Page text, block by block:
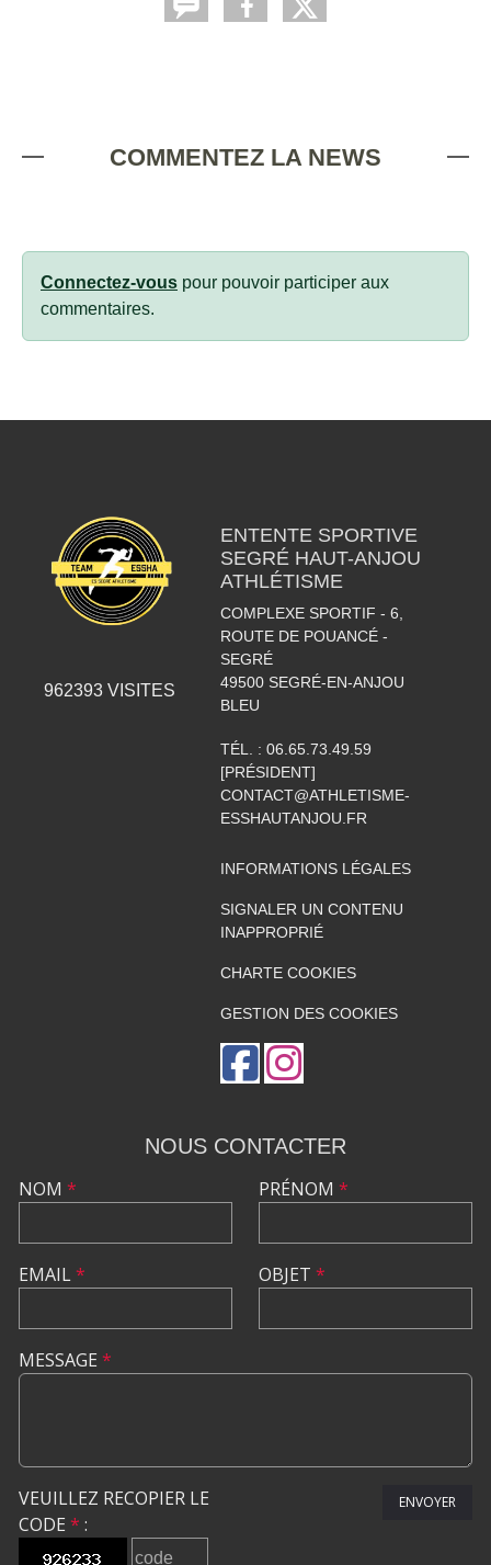
COMMENTEZ LA NEWS
Connectez-vous pour pouvoir participer aux
commentaires.
962393 VISITES
ENTENTE SPORTIVE
SEGRÉ HAUT-ANJOU
ATHLÉTISME
COMPLEXE SPORTIF - 6,
ROUTE DE POUANCÉ -
SEGRÉ
49500 SEGRÉ-EN-ANJOU
BLEU
TÉL. : 06.65.73.49.59
[PRÉSIDENT]
CONTACT@ATHLETISME-
ESSHAUTANJOU.FR
INFORMATIONS LÉGALES
SIGNALER UN CONTENU
INAPPROPRIÉ
CHARTE COOKIES
GESTION DES COOKIES
NOUS CONTACTER
NOM *
EMAIL*
PRÉNOM *
OBJET *
MESSAGE *
VEUILLEZ RECOPIER LE
CODE * :
ENVOYER